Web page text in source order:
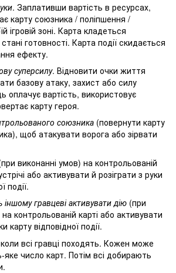
. Заплативши вартість в ресурсах,
карту союзника / поліпшення /
ігровій зоні. Карта кладеться
готовності. Карта події скидається
ефекту.
суперсилу. Відновити очки життя
базову атаку, захист або силу
оплачує вартість, використовує
карту героя.
союзника (повернути карту
щоб атакувати ворога або зірвати
виконанні умов) на контрольованій
або активувати й розіграти з руки
події.
гравцеві активувати дію (при
контрольованій карті або активувати
карту відповідної події.
всі гравці походять. Кожен може
яке число карт. Потім всі добирають